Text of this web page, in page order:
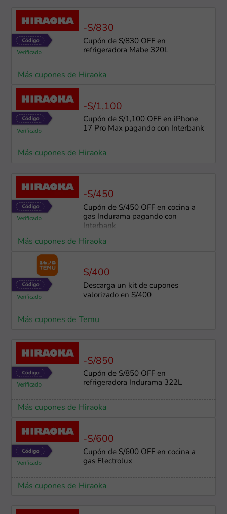
-S/830
Cupón de S/830 OFF en
refrigeradora Mabe 320L
Más cupones de Hiraoka
-S/1,100
Cupón de S/1,100 OFF en iPhone
17 Pro Max pagando con Interbank
Más cupones de Hiraoka
-S/450
Cupón de S/450 OFF en cocina a
gas Indurama pagando con
Interbank
Más cupones de Hiraoka
S/400
Descarga un kit de cupones
valorizado en S/400
Más cupones de Temu
-S/850
Cupón de S/850 OFF en
refrigeradora Indurama 322L
Más cupones de Hiraoka
-S/600
Cupón de S/600 OFF en cocina a
gas Electrolux
Más cupones de Hiraoka